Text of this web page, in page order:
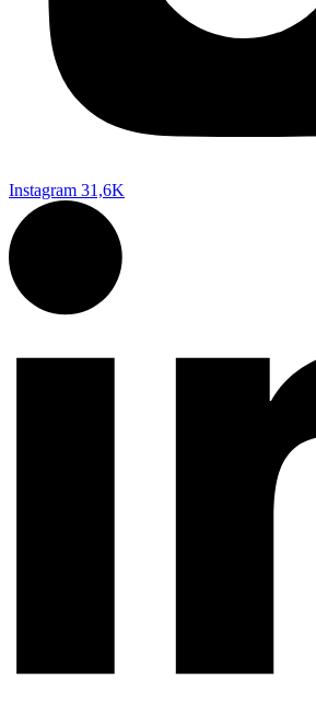
Instagram 31,6K